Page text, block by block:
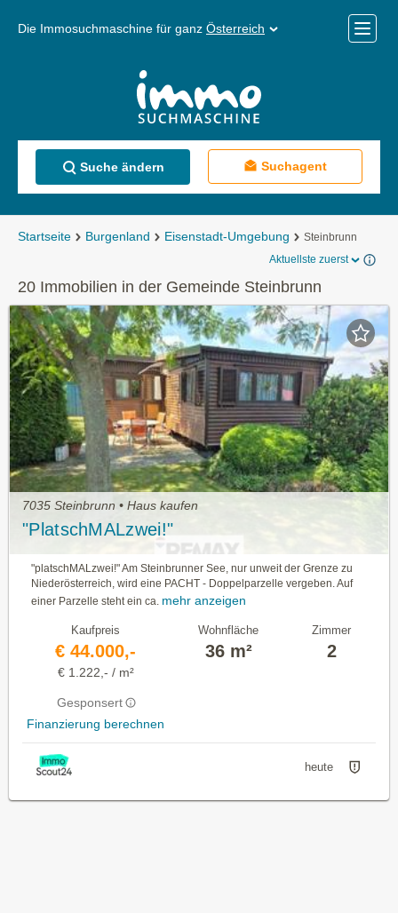
Die Immosuchmaschine für ganz Österreich
Menü
Suche ändern Suchagent
Startseite Burgenland Eisenstadt-Umgebung
Steinbrunn
Aktuellste zuerst
20 Immobilien in der Gemeinde Steinbrunn
7035 Steinbrunn • Haus kaufen
"PlatschMALzwei!"
"platschMALzwei!" Am Steinbrunner See, nur unweit der Grenze zu
Niederösterreich, wird eine PACHT - Doppelparzelle vergeben. Auf
einer Parzelle steht ein ca. mehr anzeigen
Kaufpreis
€ 44.000,-
€ 1.222,- / m²
Gesponsert
Finanzierung berechnen
Wohnfläche
36 m²
Zimmer
2
heute